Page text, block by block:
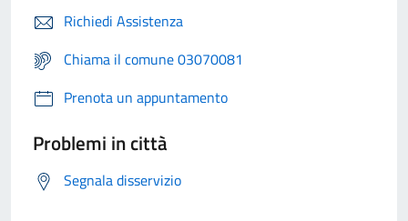
Richiedi Assistenza
Chiama il comune 03070081
Prenota un appuntamento
Problemi in città
Segnala disservizio